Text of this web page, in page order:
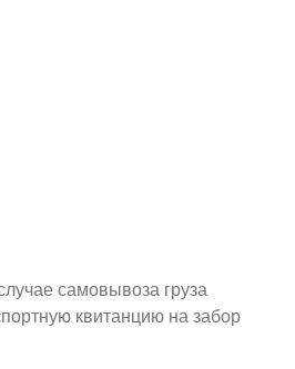
самовывоза груза
квитанцию на забор